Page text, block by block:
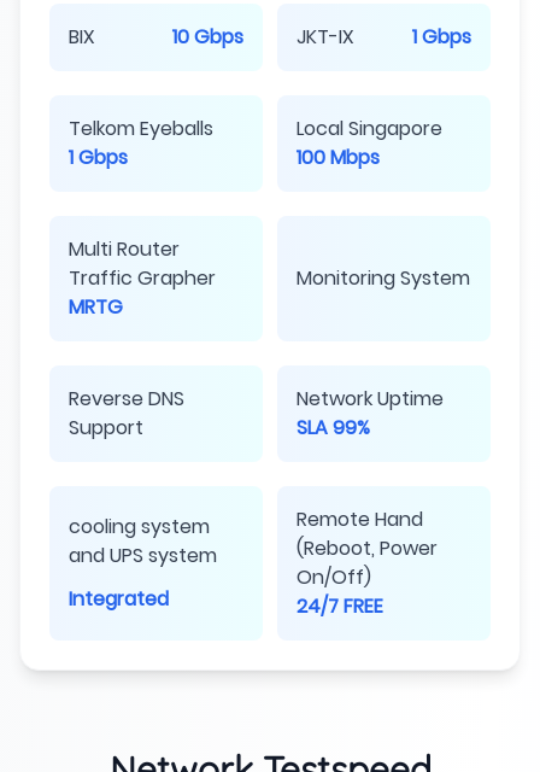
BIX 10 Gbps JKT-IX 1 Gbps
Telkom Eyeballs
1 Gbps
Local Singapore
100 Mbps
Multi Router
Traffic Grapher
MRTG
Monitoring System
Reverse DNS
Support
Network Uptime
SLA 99%
cooling system
and UPS system
Integrated
Remote Hand
(Reboot, Power
On/Off)
24/7 FREE